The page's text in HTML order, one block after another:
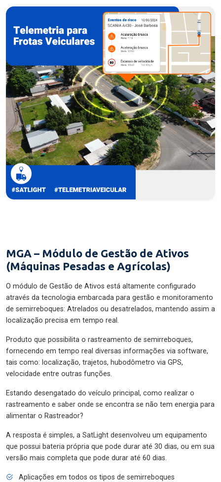
MGA – Módulo de Gestão de Ativos
(Máquinas Pesadas e Agrícolas)
O módulo de Gestão de Ativos está altamente configurado
através da tecnologia embarcada para gestão e monitoramento
de semirreboques: Atrelados ou desatrelados, mantendo assim a
localização precisa em tempo real.
Produto que possibilita o rastreamento de semirreboques,
fornecendo em tempo real diversas informações via software,
tais como: localização, trajetos, hubodômetro via GPS,
velocidade entre outras funções.
Estando desengatado do veículo principal, como realizar o
rastreamento e saber onde se encontra se não tem energia para
alimentar o Rastreador?
A resposta é simples, a SatLight desenvolveu um equipamento
que possui bateria própria que pode durar até 30 dias, ou em sua
versão mais completa que pode durar até 60 dias.
Aplicações em todos os tipos de semirreboques